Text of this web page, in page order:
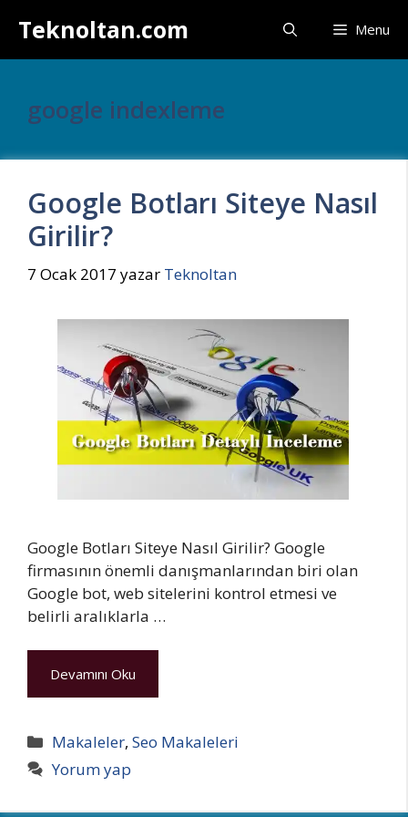
atlaTeknoltan.com Menu
google indexleme
Google Botları Siteye Nasıl
Girilir?
7 Ocak 2017 yazar Teknoltan
Google Botları Siteye Nasıl Girilir? Google
firmasının önemli danışmanlarından biri olan
Google bot, web sitelerini kontrol etmesi ve
belirli aralıklarla …
Devamını Oku
Kategoriler
Makaleler,Seo Makaleleri
Yorum yap